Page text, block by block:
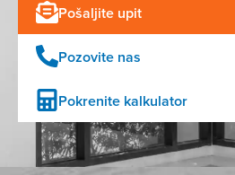
Pošaljite upit
Pozovite nas
Pokrenite kalkulator